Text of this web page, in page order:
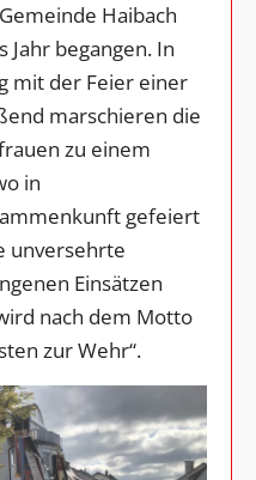
Haibach
Jahr begangen. In
mit der Feier einer
marschieren die
zu einem
in
gefeiert
unversehrte
Einsätzen
nach dem Motto
zur Wehr“.